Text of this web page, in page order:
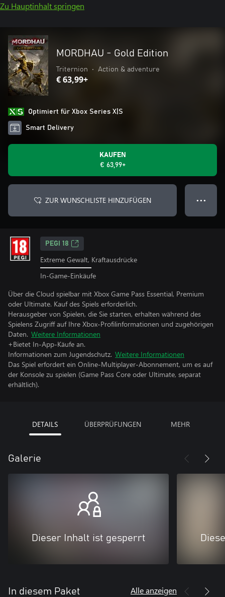
Zu Hauptinhalt springen
MORDHAU - Gold Edition
Triternion • Action & adventure
€ 63,99+
Optimiert für Xbox Series X|S
Smart Delivery
KAUFEN
€ 63,99+
ZUR WUNSCHLISTE HINZUFÜGEN ● ● ●
PEGI 18
Extreme Gewalt, Kraftausdrücke
In-Game-Einkäufe
Über die Cloud spielbar mit Xbox Game Pass Essential, Premium
oder Ultimate. Kauf des Spiels erforderlich.
Herausgeber von Spielen, die Sie starten, erhalten während des
Spielens Zugriff auf Ihre Xbox-Profilinformationen und zugehörigen
Daten. Weitere Informationen
+Bietet In-App-Käufe an.
Informationen zum Jugendschutz. Weitere Informationen
Das Spiel erfordert ein Online-Multiplayer-Abonnement, um es auf
der Konsole zu spielen (Game Pass Core oder Ultimate, separat
erhältlich).
DETAILS ÜBERPRÜFUNGEN MEHR
Galerie
Dieser Inhalt ist gesperrt
In diesem Paket Alle anzeigen